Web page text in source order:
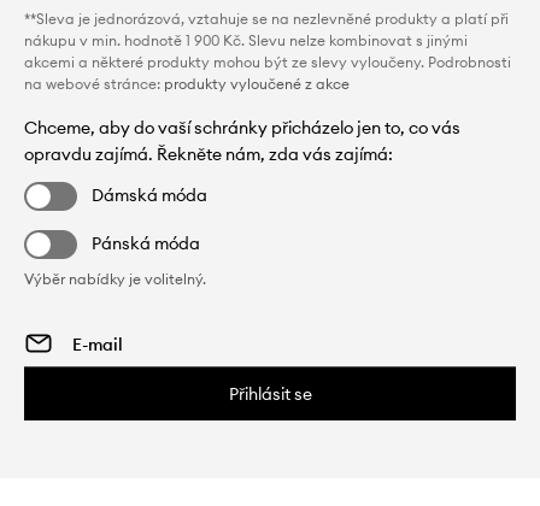
**Sleva je jednorázová, vztahuje se na nezlevněné produkty a platí při
nákupu v min. hodnotě 1 900 Kč. Slevu nelze kombinovat s jinými
akcemi a některé produkty mohou být ze slevy vyloučeny. Podrobnosti
na webové stránce: produkty vyloučené z akce
Chceme, aby do vaší schránky přicházelo jen to, co vás
opravdu zajímá. Řekněte nám, zda vás zajímá:
Dámská móda
Pánská móda
Výběr nabídky je volitelný.
Přihlásit se